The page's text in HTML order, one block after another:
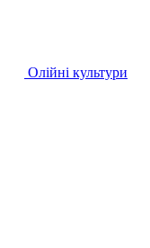
Олійні культури